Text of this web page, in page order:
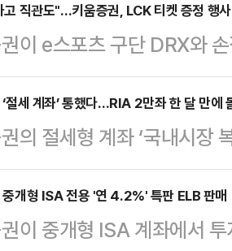
메시지로 투자자 선택을 유
사는 이번 광고 캠페인을
비스(OTT)를 통해 선보인
장해 ‘설명할 시간 없어,
핵심은 ‘21년 연속 국내 주
주식…
고 직관도"…키움증권, LCK 티켓 증정 행
이 e스포츠 구단 DRX와
고객을 대상으로 리그 오
하는 이벤트를 통해 브랜드
일 키움증권에 따르면,
체결하고, 양사의 파트너
탄생을 기념해 고객 대상
즐기는 2030 세대에게
절세 계좌’ 통했다…RIA 2만좌 한 달 만에
의 절세형 계좌 ‘국내시장
달 만에 2만좌를 돌파하며
잡는 모습이다.23일 키움
준 2만좌를 넘어섰다.지난
중개형 ISA 전용 '연 4.2%' 특판 ELB 판매
이 중개형 ISA 계좌에서